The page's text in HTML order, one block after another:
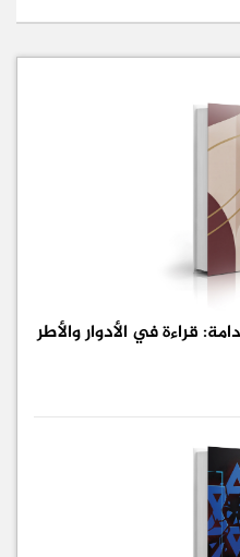
قراءة في الأدوار والأطر